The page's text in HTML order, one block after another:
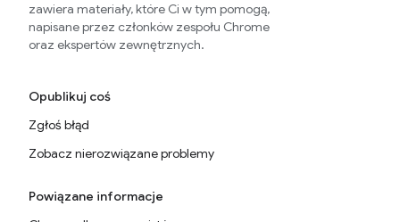
zawiera materiały, które Ci w tym pomogą,
napisane przez członków zespołu Chrome
oraz ekspertów zewnętrznych.
Opublikuj coś
Zgłoś błąd
Zobacz nierozwiązane problemy
Powiązane informacje